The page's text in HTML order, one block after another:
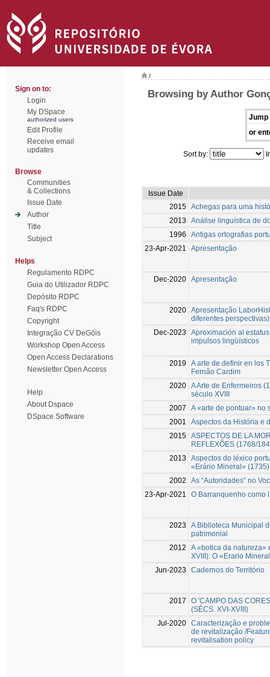
Sign on to:
Login
My DSpace
authorized users
Edit Profile
Receive email
updates
Browse
Communities
& Collections
Issue Date
Author
Title
Subject
Helps
Regulamento RDPC
Guia do Utilizador RDPC
Depósito RDPC
Faq's RDPC
Copyright
Integração CV DeGóis
Workshop Open Access
Open Access Declarations
Newsletter Open Access
Help
About Dspace
DSpace Software
/
Browsing by Author
Jump
or
Sort by:
Issue Date
2015 Achegas para uma
2013
Análise linguística de
1996
Antigas ortografias
23-Apr-2021
Apresentação
Dec-2020 Apresentação
2020 Apresentação
diferentes perspectivas)
Dec-2023
Aproximación al
impulsos lingüísticos
2019
A arte de definir en los
Fernão Cardim
2020 A Arte de Enfermeiros
século XVIII
2007
A «arte de pontuar» no
2001
Aspectos da História e
2015 ASPECTOS DE LA
REFLEXÕES (1768/
2013
Aspectos do léxico
«Erário Mineral»
2002
As “Autoridades” no
23-Apr-2021
O Barranquenho como
2023
A Biblioteca Municipal
patrimonial
2012
A «botica da natureza»
XVIII): O «Erario
Jun-2023
Cadernos do Território
2017
O 'CAMPO DAS
(SÉCS. XVI-XVIII)
Jul-2020 Caracterização e
de revitalização /
revitalisation policy